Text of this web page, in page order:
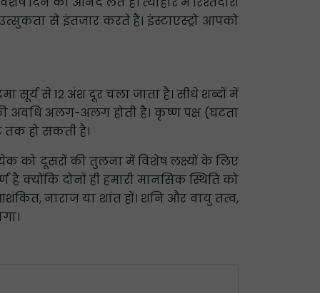
से इंतजार करते हैं। इंस्टाएस्ट्रो आपको
सूर्य से 12 अंश दूर चला जाता है। सीधे शब्दों में
अवधि अलग-अलग होती है। कृष्ण पक्ष (घटता
तक हो सकती है।
को दूसरों की तुलना में विशेष लक्ष्यों के लिए
क्योंकि दोनों ही हमारी मानसिक स्थिति को
नाराज या शांत हों। शनि और वायु तत्व,